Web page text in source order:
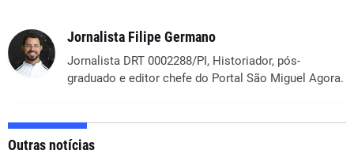
Jornalista Filipe Germano
Jornalista DRT 0002288/PI, Historiador, pós-
graduado e editor chefe do Portal São Miguel Agora.
Outras notícias